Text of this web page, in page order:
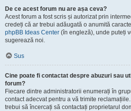
De ce acest forum nu are așa ceva?
Acest forum a fost scris și autorizat prin
credeți că ar trebui adăugată o anumită
phpBB Ideas Center (în engleză), unde puteți
sugerează noi.
Sus
Cine poate fi contactat despre abuzuri sau
forum?
Fiecare dintre administratorii enumerați în
contact adecvat pentru a vă trimite
trebui să încercați să contactați proprietarul